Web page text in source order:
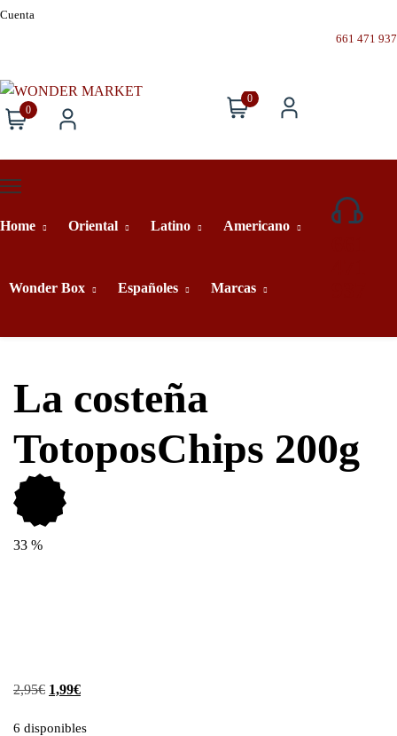
Cuenta
661 471 937
0
0
Home Oriental Latino Americano
Wonder Box Españoles Marcas
La costeña
TotoposChips 200g
33 %
2,95€ 1,99€
6 disponibles